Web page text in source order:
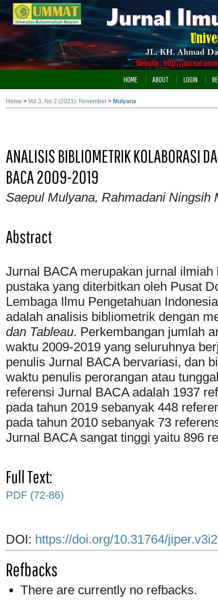
HOME ABOUT LOGIN
Home > Vol 3, No 2 (2021): November > Mulyana
ANALISIS BIBLIOMETRIK KOLABORASI
BACA 2009-2019
Saepul Mulyana, Rahmadani Ningsih
Abstract
Jurnal BACA merupakan jurnal
pustaka yang diterbitkan oleh Pusat
Lembaga Ilmu Pengetahuan
adalah analisis bibliometrik dengan
dan Tableau. Perkembangan jumlah
waktu 2009-2019 yang seluruhnya
penulis Jurnal BACA bervariasi, dan
waktu penulis perorangan atau
referensi Jurnal BACA adalah 1937
pada tahun 2019 sebanyak 448
pada tahun 2010 sebanyak 73
Jurnal BACA sangat tinggi yaitu 896
Full Text:
PDF (72-86)
DOI: https://doi.org/10.31764/
Refbacks
There are currently no refbacks.